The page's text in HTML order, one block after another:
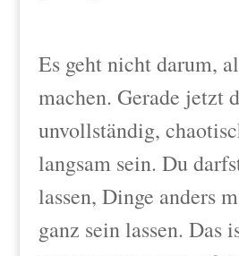
Es geht nicht darum,
machen. Gerade jetzt
unvollständig,
langsam sein. Du
lassen, Dinge anders
ganz sein lassen. Das